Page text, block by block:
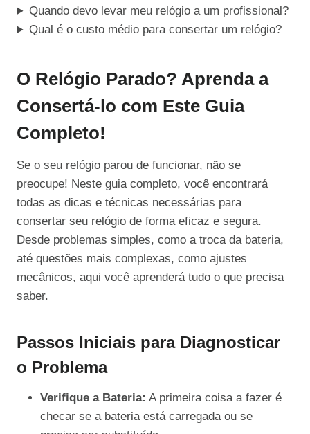
Quando devo levar meu relógio a um profissional?
Qual é o custo médio para consertar um relógio?
O Relógio Parado? Aprenda a
Consertá-lo com Este Guia
Completo!
Se o seu relógio parou de funcionar, não se
preocupe! Neste guia completo, você encontrará
todas as dicas e técnicas necessárias para
consertar seu relógio de forma eficaz e segura.
Desde problemas simples, como a troca da bateria,
até questões mais complexas, como ajustes
mecânicos, aqui você aprenderá tudo o que precisa
saber.
Passos Iniciais para Diagnosticar
o Problema
Verifique a Bateria: A primeira coisa a fazer é
checar se a bateria está carregada ou se